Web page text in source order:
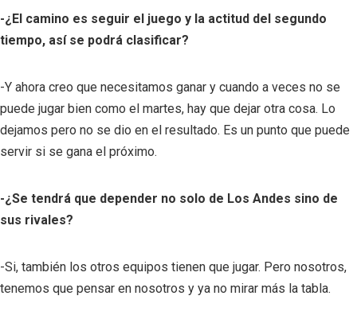
-¿El camino es seguir el juego y la actitud del segundo
tiempo, así se podrá clasificar?
-Y ahora creo que necesitamos ganar y cuando a veces no se
puede jugar bien como el martes, hay que dejar otra cosa. Lo
dejamos pero no se dio en el resultado. Es un punto que puede
servir si se gana el próximo.
-¿Se tendrá que depender no solo de Los Andes sino de
sus rivales?
-Si, también los otros equipos tienen que jugar. Pero nosotros,
tenemos que pensar en nosotros y ya no mirar más la tabla.